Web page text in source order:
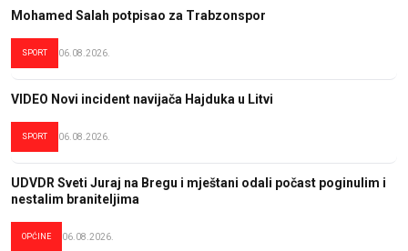
Mohamed Salah potpisao za Trabzonspor
SPORT 06.08.2026.
VIDEO Novi incident navijača Hajduka u Litvi
SPORT 06.08.2026.
UDVDR Sveti Juraj na Bregu i mještani odali počast poginulim i
nestalim braniteljima
OPĆINE 06.08.2026.